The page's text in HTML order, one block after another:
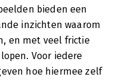
bieden een
inzichten waarom
en met veel frictie
Voor iedere
hoe hiermee zelf